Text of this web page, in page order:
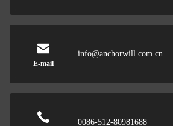
E-mail
info@anchorwill.com.cn
0086-512-80981688